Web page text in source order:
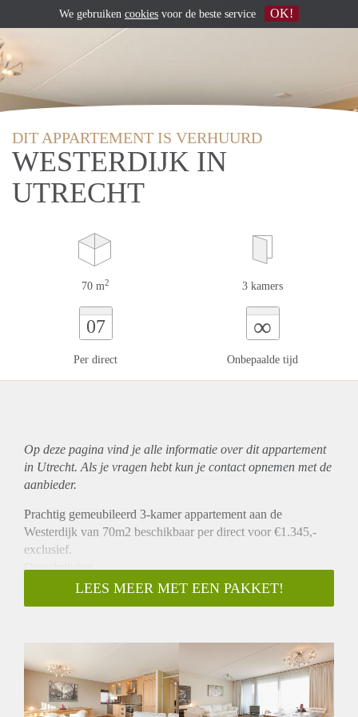
DIT APPARTEMENT IS VERHUURD
WESTERDIJK IN
UTRECHT
70 m2 3 kamers
07
Per direct
∞
Onbepaalde tijd
Op deze pagina vind je alle informatie over ditappartement
in Utrecht. Als je vragen hebt kun je contact opnemen met de
aanbieder.
Prachtig gemeubileerd 3-kamer appartement aan de
Westerdijk van 70m2 beschikbaar per direct voor €1.345,-
exclusief.
Omschrijving
Dit sfeervolle lichte appartement op de derde verdieping
kenmerkt zich door de grote ramen over de volle breedte van
vloerdelen. Het is een heerlijke plek met fijne voelbare
woonenergie, veel privacy en uitzicht op de binnentuin, waar
vanaf het terras tot aan het einde van de dag genoten kan
worden van de zon en het Utrechtse buitenleven!
LEES MEER MET EEN PAKKET!
We gebruiken cookies voor de beste service OK!